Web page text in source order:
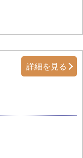
詳細を見る